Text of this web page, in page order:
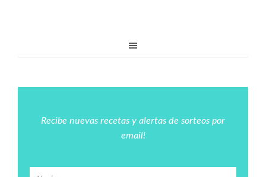
Recibe nuevas recetas y alertas de sorteos por
email!